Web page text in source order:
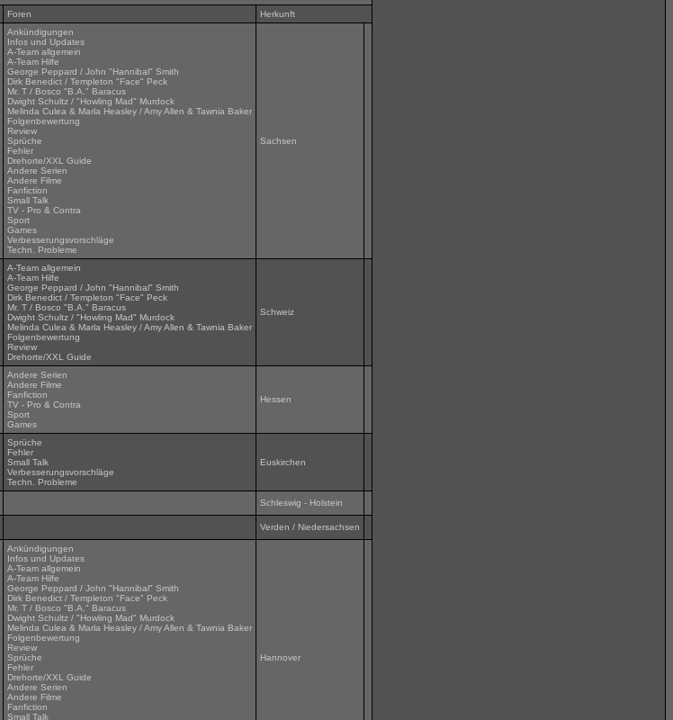
Foren Herkunft
Ankündigungen
Infos und Updates
A-Team allgemein
A-Team Hilfe
George Peppard / John "Hannibal" Smith
Dirk Benedict / Templeton "Face" Peck
Mr. T / Bosco "B.A." Baracus
Dwight Schultz / "Howling Mad" Murdock
Melinda Culea & Marla Heasley / Amy Allen & Tawnia Baker
Folgenbewertung
Review
Sprüche
Fehler
Drehorte/XXL Guide
Andere Serien
Andere Filme
Fanfiction
Small Talk
TV - Pro & Contra
Sport
Games
Verbesserungsvorschläge
Techn. Probleme
Sachsen
A-Team allgemein
A-Team Hilfe
George Peppard / John "Hannibal" Smith
Dirk Benedict / Templeton "Face" Peck
Mr. T / Bosco "B.A." Baracus
Dwight Schultz / "Howling Mad" Murdock
Melinda Culea & Marla Heasley / Amy Allen & Tawnia Baker
Folgenbewertung
Review
Drehorte/XXL Guide
Schweiz
Andere Serien
Andere Filme
Fanfiction
TV - Pro & Contra
Sport
Games
Hessen
Sprüche
Fehler
Small Talk
Verbesserungsvorschläge
Techn. Probleme
Euskirchen
Schleswig - Holstein
Verden / Niedersachsen
Ankündigungen
Infos und Updates
A-Team allgemein
A-Team Hilfe
George Peppard / John "Hannibal" Smith
Dirk Benedict / Templeton "Face" Peck
Mr. T / Bosco "B.A." Baracus
Dwight Schultz / "Howling Mad" Murdock
Melinda Culea & Marla Heasley / Amy Allen & Tawnia Baker
Folgenbewertung
Review
Sprüche
Fehler
Drehorte/XXL Guide
Andere Serien
Andere Filme
Fanfiction
Small Talk
Hannover